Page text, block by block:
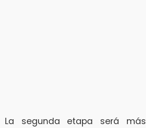
La segunda etapa será